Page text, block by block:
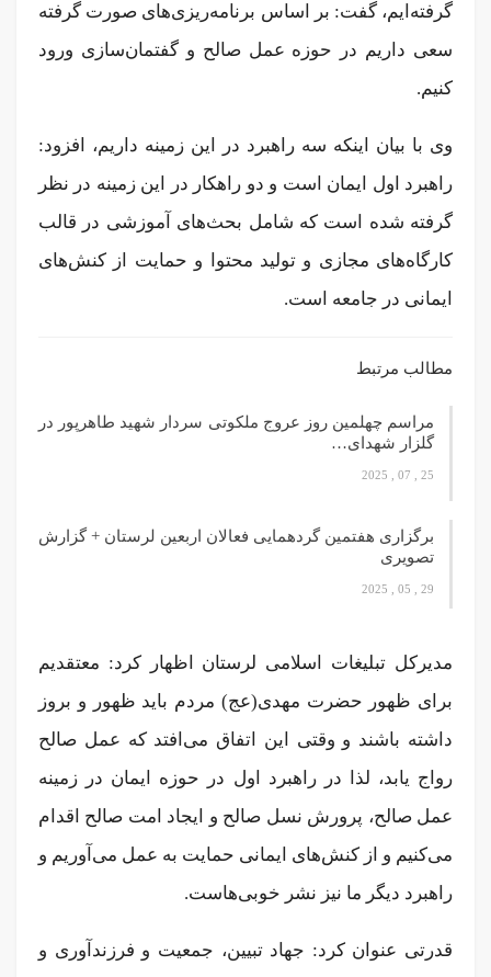
گرفته‌ایم، گفت: بر اساس برنامه‌ریزی‌های صورت گرفته
سعی داریم در حوزه عمل صالح و گفتمان‌سازی ورود
کنیم.
وی با بیان اینکه سه راهبرد در این زمینه داریم، افزود:
راهبرد اول ایمان است و دو راهکار در این زمینه در نظر
گرفته شده است که شامل بحث‌های آموزشی در قالب
کارگاه‌های مجازی و تولید محتوا و حمایت از کنش‌های
ایمانی در جامعه است.
مطالب مرتبط
مراسم چهلمین روز عروج ملکوتی سردار شهید طاهرپور در
گلزار شهدای…
25 , 07 , 2025
برگزاری هفتمین گردهمایی فعالان اربعین لرستان + گزارش
تصویری
29 , 05 , 2025
مدیرکل تبلیغات اسلامی لرستان اظهار کرد: معتقدیم
برای ظهور حضرت مهدی(عج) مردم باید ظهور و بروز
داشته باشند و وقتی این اتفاق می‌افتد که عمل صالح
رواج یابد، لذا در راهبرد اول در حوزه ایمان در زمینه
عمل صالح، پرورش نسل صالح و ایجاد امت صالح اقدام
می‌کنیم و از کنش‌های ایمانی حمایت به عمل می‌آوریم و
راهبرد دیگر ما نیز نشر خوبی‌هاست.
قدرتی عنوان کرد: جهاد تبیین، جمعیت و فرزندآوری و